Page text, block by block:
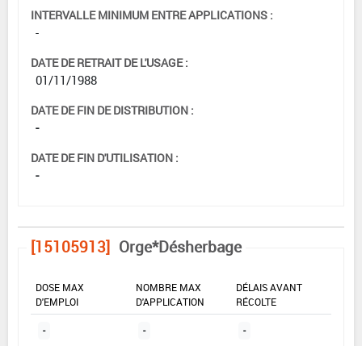
INTERVALLE MINIMUM ENTRE APPLICATIONS :
-
DATE DE RETRAIT DE L'USAGE :
01/11/1988
DATE DE FIN DE DISTRIBUTION :
-
DATE DE FIN D'UTILISATION :
-
[15105913] Orge*Désherbage
DOSE MAX
D'EMPLOI
NOMBRE MAX
D'APPLICATION
DÉLAIS AVANT
RÉCOLTE
- - -